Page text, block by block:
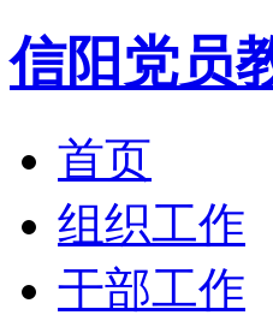
信阳党员
首页
组织工作
干部工作